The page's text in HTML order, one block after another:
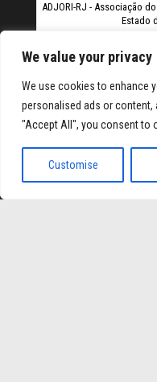
We value your privacy
We use cookies to enhance
personalised ads or content,
"Accept All", you consent to
Customise
ADJORI-RJ - Associação
Estado